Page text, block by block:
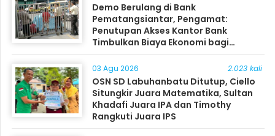
Demo Berulang di Bank
Pematangsiantar, Pengamat:
Penutupan Akses Kantor Bank
Timbulkan Biaya Ekonomi bagi
Masyarakat
03 Agu 2026 2.023 kali
OSN SD Labuhanbatu Ditutup, Ciello
Situngkir Juara Matematika, Sultan
Khadafi Juara IPA dan Timothy
Rangkuti Juara IPS